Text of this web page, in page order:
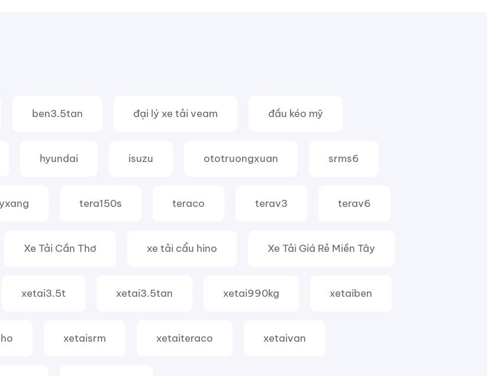
ben3.5tan đại lý xe tải veam đầu kéo mỹ
hyundai isuzu ototruongxuan srms6
tera150s teraco terav3 terav6
Xe Tải Cần Thơ xe tải cẩu hino Xe Tải Giá Rẻ Miền Tây
xetai3.5t xetai3.5tan xetai990kg xetaiben
xetaisrm xetaiteraco xetaivan